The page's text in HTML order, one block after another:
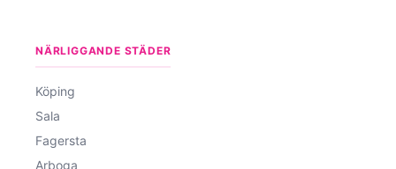
NÄRLIGGANDE STÄDER
Köping
Sala
Fagersta
Arboga